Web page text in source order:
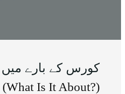
کورس کے بارے میں
(What Is It About?)